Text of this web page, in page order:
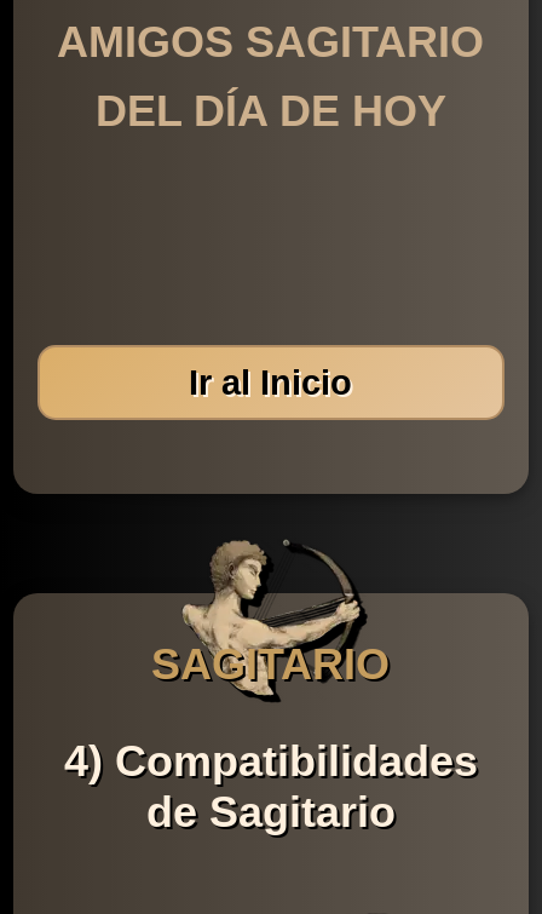
AMIGOS SAGITARIO
DEL DÍA DE HOY
Ir al Inicio
SAGITARIO
4) Compatibilidades
de Sagitario